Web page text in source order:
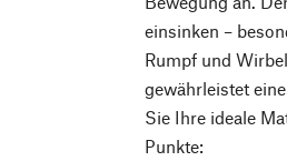
einsinken –
Rumpf und
gewährleistet
Sie Ihre ideale
Punkte: